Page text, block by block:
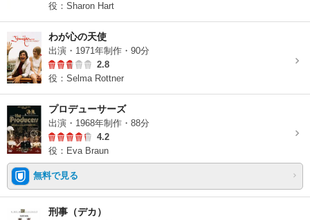
役：Sharon Hart
わが心の天使
出演・1971年制作・90分
2.8
役：Selma Rottner
プロデューサーズ
出演・1968年制作・88分
4.2
役：Eva Braun
無料で見る
刑事（デカ）